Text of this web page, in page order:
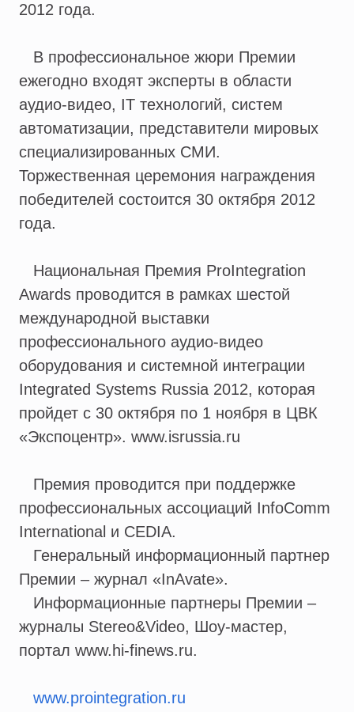
2012 года.
В профессиональное жюри Премии
ежегодно входят эксперты в области
аудио-видео, IT технологий, систем
автоматизации, представители мировых
специализированных СМИ.
Торжественная церемония награждения
победителей состоится 30 октября 2012
года.
Национальная Премия ProIntegration
Awards проводится в рамках шестой
международной выставки
профессионального аудио-видео
оборудования и системной интеграции
Integrated Systems Russia 2012, которая
пройдет с 30 октября по 1 ноября в ЦВК
«Экспоцентр». www.isrussia.ru
Премия проводится при поддержке
профессиональных ассоциаций InfoComm
International и СEDIA.
Генеральный информационный партнер
Премии – журнал «InAvate».
Информационные партнеры Премии –
журналы Stereo&Video, Шоу-мастер,
портал www.hi-finews.ru.
www.prointegration.ru